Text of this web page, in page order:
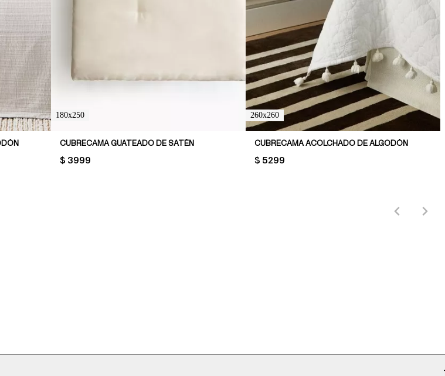
180x250
CUBRECAMA GUATEADO DE SATÉN
PRICE:
$ 3999
260x260
CUBRECAMA ACOLCHADO DE ALGODÓN
PRICE:
$ 5299